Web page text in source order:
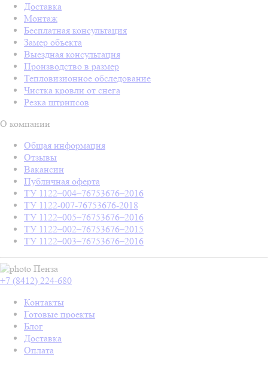
Доставка
Монтаж
Бесплатная консультация
Замер объекта
Выездная консультация
Производство в размер
Тепловизионное обследование
Чистка кровли от снега
Резка штрипсов
О компании
Общая информация
Отзывы
Вакансии
Публичная оферта
ТУ 1122–004–76753676–2016
ТУ 1122-007-76753676-2018
ТУ 1122–005–76753676–2016
ТУ 1122–002–76753676–2015
ТУ 1122–003–76753676–2016
Пенза
+7 (8412) 224-680
Контакты
Готовые проекты
Блог
Доставка
Оплата